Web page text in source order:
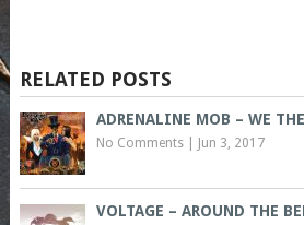
RELATED POSTS
ADRENALINE MOB – WE
No Comments| Jun 3, 2017
VOLTAGE – AROUND THE